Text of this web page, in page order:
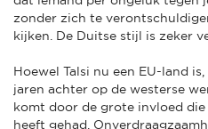
zonder zich te
kijken. De Duitse stijl is zeker
Hoewel Talsi nu een EU-land
jaren achter op de westerse
komt door de grote invloed
heeft gehad.